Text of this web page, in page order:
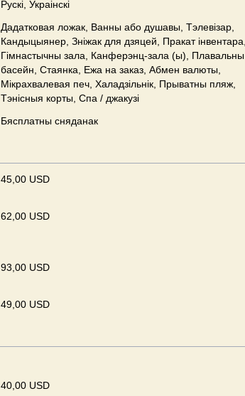
Рускі, Украінскі
Дадатковая ложак, Ванны або душавы, Тэлевізар,
Кандыцыянер, Зніжак для дзяцей, Пракат інвентара,
Гімнастычны зала, Канферэнц-зала (ы), Плавальны
басейн, Стаянка, Ежа на заказ, Абмен валюты,
Мікрахвалевая печ, Халадзільнік, Прыватны пляж,
Тэнісныя корты, Спа / джакузі
Бясплатны сняданак
45,00 USD
62,00 USD
93,00 USD
49,00 USD
40,00 USD